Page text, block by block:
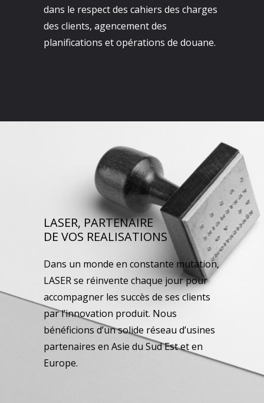
dans le respect des cahiers des charges
des clients, agencement des
planifications et opérations de douane.
LASER, PARTENAIRE
DE VOS REALISATIONS
Dans un monde en constante mutation,
LASER se réinvente chaque jour pour
accompagner les succès de ses clients
par l’innovation produit. Nous
bénéficions d’un solide réseau d’usines
partenaires en Asie du Sud Est et en
Europe.